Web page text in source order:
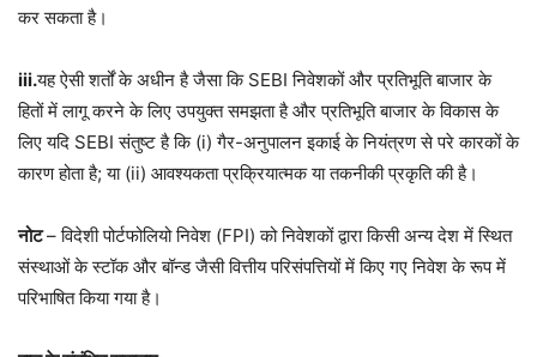
कर सकता है।
iii.यह ऐसी शर्तों के अधीन है जैसा कि SEBI निवेशकों और प्रतिभूति बाजार के
हितों में लागू करने के लिए उपयुक्त समझता है और प्रतिभूति बाजार के विकास के
लिए यदि SEBI संतुष्ट है कि (i) गैर-अनुपालन इकाई के नियंत्रण से परे कारकों के
कारण होता है; या (ii) आवश्यकता प्रक्रियात्मक या तकनीकी प्रकृति की है।
नोट– विदेशी पोर्टफोलियो निवेश (FPI) को निवेशकों द्वारा किसी अन्य देश में स्थित
संस्थाओं के स्टॉक और बॉन्ड जैसी वित्तीय परिसंपत्तियों में किए गए निवेश के रूप में
परिभाषित किया गया है।